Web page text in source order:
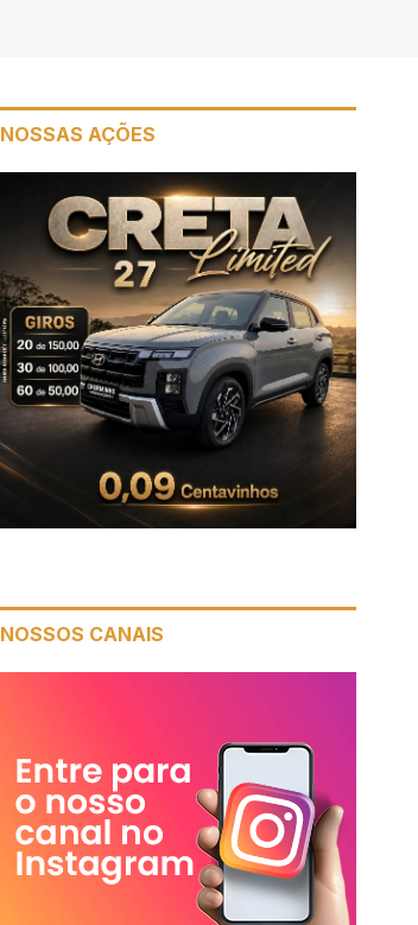
NOSSAS AÇÕES
NOSSOS CANAIS